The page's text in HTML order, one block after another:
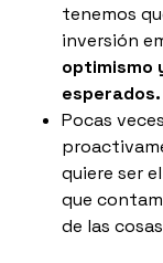
tenemos
inversión
optimismo
esperados.
Pocas
quiere ser
que
de las